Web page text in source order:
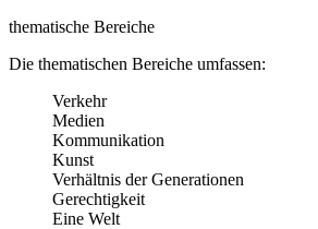
thematische Bereiche
Die thematischen Bereiche umfassen:
Verkehr
Medien
Kommunikation
Kunst
Verhältnis der Generationen
Gerechtigkeit
Eine Welt